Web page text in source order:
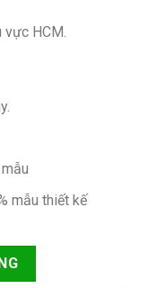
vực HCM.
mẫu thiết kế
số lượng